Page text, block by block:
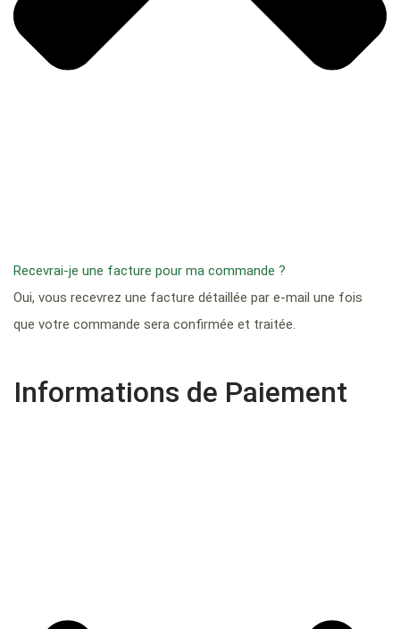
Recevrai-je une facture pour ma commande ?
Oui, vous recevrez une facture détaillée par e-mail une fois
que votre commande sera confirmée et traitée.
Informations de Paiement